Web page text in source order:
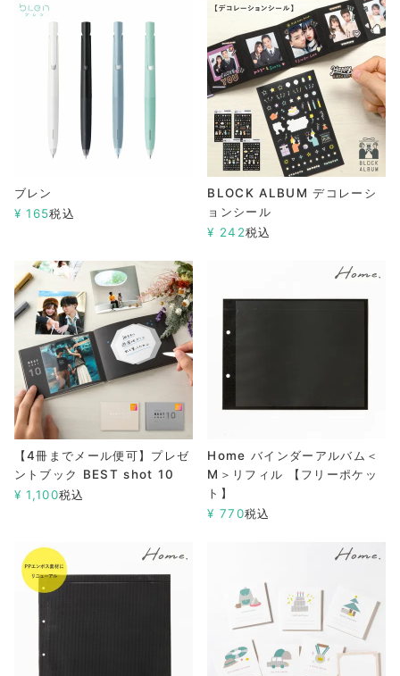
ブレン
¥ 165税込
BLOCK ALBUM デコレーシ
ョンシール
¥ 242税込
【4冊までメール便可】プレゼ
ントブック BEST shot 10
¥ 1,100税込
Home バインダーアルバム＜
M＞リフィル 【フリーポケッ
ト】
¥ 770税込